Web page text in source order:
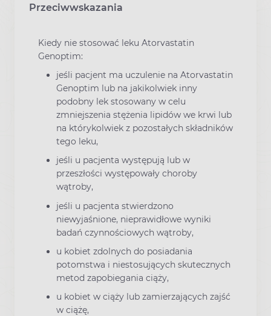
Przeciwwskazania
Kiedy nie stosować leku Atorvastatin
Genoptim:
jeśli pacjent ma uczulenie na Atorvastatin
Genoptim lub na jakikolwiek inny
podobny lek stosowany w celu
zmniejszenia stężenia lipidów we krwi lub
na którykolwiek z pozostałych składników
tego leku,
jeśli u pacjenta występują lub w
przeszłości występowały choroby
wątroby,
jeśli u pacjenta stwierdzono
niewyjaśnione, nieprawidłowe wyniki
badań czynnościowych wątroby,
u kobiet zdolnych do posiadania
potomstwa i niestosujących skutecznych
metod zapobiegania ciąży,
u kobiet w ciąży lub zamierzających zajść
w ciążę,